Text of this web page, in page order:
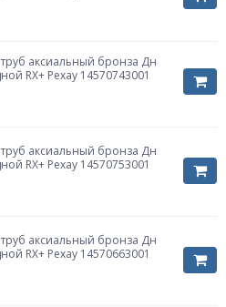
аксиальный бронза Дн
RX+ Рехау 14570743001
аксиальный бронза Дн
RX+ Рехау 14570753001
аксиальный бронза Дн
RX+ Рехау 14570663001